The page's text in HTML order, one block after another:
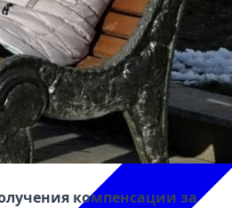
компенсации за